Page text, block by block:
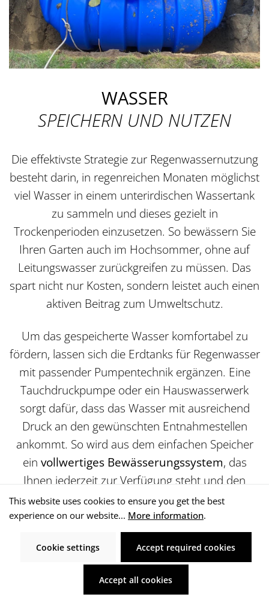
WASSER
SPEICHERN UND NUTZEN
Die effektivste Strategie zur Regenwassernutzung
besteht darin, in regenreichen Monaten möglichst
viel Wasser in einem unterirdischen Wassertank
zu sammeln und dieses gezielt in
Trockenperioden einzusetzen. So bewässern Sie
Ihren Garten auch im Hochsommer, ohne auf
Leitungswasser zurückgreifen zu müssen. Das
spart nicht nur Kosten, sondern leistet auch einen
aktiven Beitrag zum Umweltschutz.
Um das gespeicherte Wasser komfortabel zu
fördern, lassen sich die Erdtanks für Regenwasser
mit passender Pumpentechnik ergänzen. Eine
Tauchdruckpumpe oder ein Hauswasserwerk
sorgt dafür, dass das Wasser mit ausreichend
Druck an den gewünschten Entnahmestellen
ankommt. So wird aus dem einfachen Speicher
ein vollwertiges Bewässerungssystem, das
Ihnen jederzeit zur Verfügung steht und den
Grundstein für eine nachhaltige
Wasserversorgung auf Ihrem Grundstück legt.
UNTERIRDISCHE TANKS
This website uses cookies to ensure you get the best
experience on our website... More information.
Cookie settings Accept required cookies
Accept all cookies